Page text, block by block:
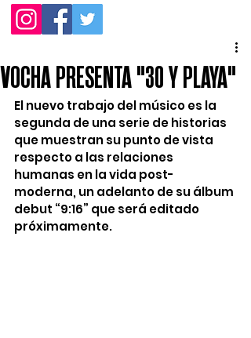
VOCHA PRESENTA "30 Y PLAYA"
El nuevo trabajo del músico es la
segunda de una serie de historias
que muestran su punto de vista
respecto a las relaciones
humanas en la vida post-
moderna, un adelanto de su álbum
debut “9:16” que será editado
próximamente.